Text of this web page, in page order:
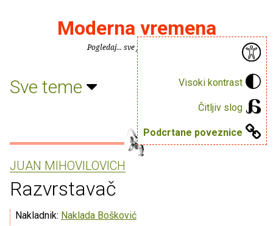
Visoki kontrast
Čitljiv slog
Podcrtane poveznice
Moderna vremena
Pogledaj... sve je puno knjiga.
Sve teme
JUAN MIHOVILOVICH
Razvrstavač
Nakladnik: Naklada Bošković